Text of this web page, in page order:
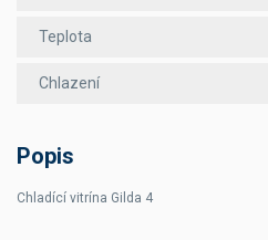
Teplota
Chlazení
Popis
Chladící vitrína Gilda 4